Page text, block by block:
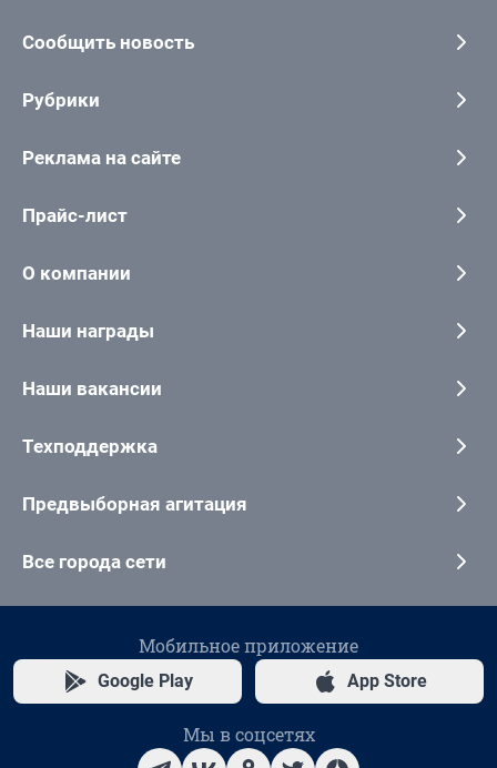
Сообщить новость
Рубрики
Реклама на сайте
Прайс-лист
О компании
Наши награды
Наши вакансии
Техподдержка
Предвыборная агитация
Все города сети
Мобильное приложение
Google Play App Store
Мы в соцсетях